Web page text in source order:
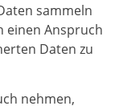
sammeln
einen Anspruch
Daten zu
nehmen,